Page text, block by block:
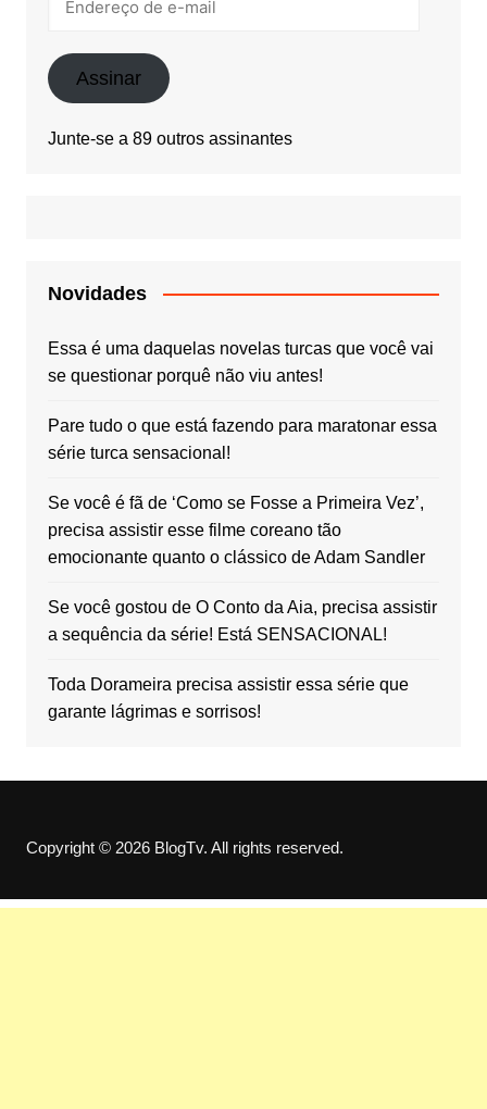
mail Assinar
Junte-se a 89 outros assinantes
Novidades
Essa é uma daquelas novelas turcas que você vai
se questionar porquê não viu antes!
Pare tudo o que está fazendo para maratonar essa
série turca sensacional!
Se você é fã de ‘Como se Fosse a Primeira Vez’,
precisa assistir esse filme coreano tão
emocionante quanto o clássico de Adam Sandler
Se você gostou de O Conto da Aia, precisa assistir
a sequência da série! Está SENSACIONAL!
Toda Dorameira precisa assistir essa série que
garante lágrimas e sorrisos!
Copyright © 2026 BlogTv. All rights reserved.